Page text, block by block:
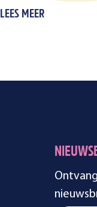
LEES MEER